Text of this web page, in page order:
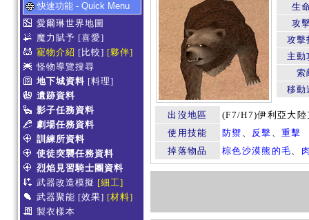
快速功能 - Quick Menu
愛爾琳世界地圖
魔力賦予 [喜愛]
寵物介紹 [比較] [夥伴]
怪物導覽搜尋
地下城資料 [料理]
遺跡資料
影子任務資料
劇場任務資料
訓練所資料
使徒突襲任務資料
烈焰見習騎士團資料
武器改造模擬 [細工]
武器聚能 [效果] [材料]
製衣樣本
生
攻
攻擊
主動
索
移動
出沒地區
(F7/H7)伊利亞大陸
使用技能
防禦 、 反擊 、重擊
掉落物品
棕色沙漠熊的毛、